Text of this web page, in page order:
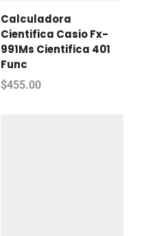
Calculadora
Cientifica Casio Fx-
991Ms Cientifica 401
Func
$455.00